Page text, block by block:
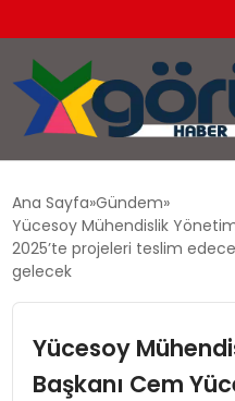
EKONOMI
GÜNDEM
MAGAZIN
Ana Sayfa Gündem
Yücesoy Mühendislik
2025’te projeleri teslim
gelecek
Yücesoy
Başkanı Cem